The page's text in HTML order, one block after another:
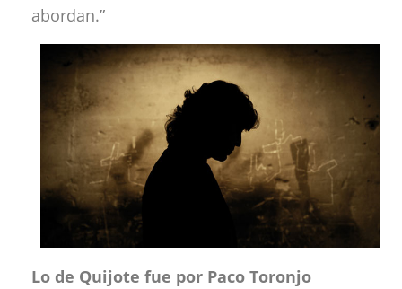
abordan.”
Lo de Quijote fue por Paco Toronjo